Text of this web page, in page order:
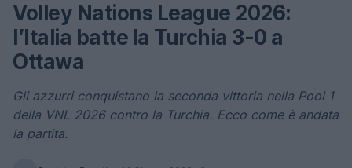
Volley Nations League 2026:
l’Italia batte la Turchia 3-0 a
Ottawa
Gli azzurri conquistano la seconda vittoria nella Pool 1
della VNL 2026 contro la Turchia. Ecco come è andata
la partita.